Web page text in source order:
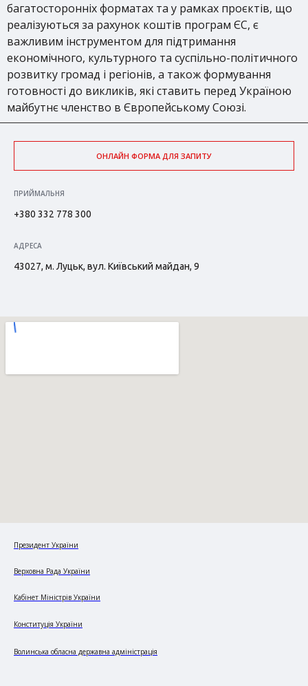
багатосторонніх форматах та у рамках проєктів, що
реалізуються за рахунок коштів програм ЄС, є
важливим інструментом для підтримання
економічного, культурного та суспільно-політичного
розвитку громад і регіонів, а також формування
готовності до викликів, які ставить перед Україною
майбутнє членство в Європейському Союзі.
ОНЛАЙН ФОРМА ДЛЯ ЗАПИТУ
ПРИЙМАЛЬНЯ
+380 332 778 300
АДРЕСА
43027, м. Луцьк, вул. Київський майдан, 9
Президент України
Верховна Рада України
Кабінет Міністрів України
Конституція України
Волинська обласна державна адміністрація